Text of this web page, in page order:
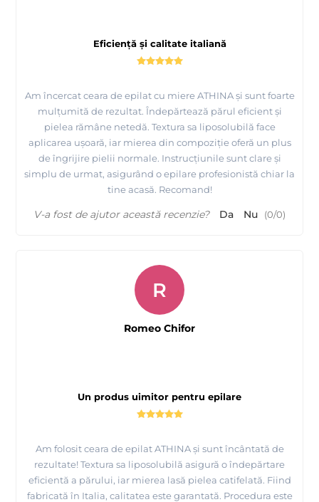
Eficiență și calitate italiană
Am încercat ceara de epilat cu miere ATHINA și sunt foarte
mulțumită de rezultat. Îndepărtează părul eficient și
pielea rămâne netedă. Textura sa liposolubilă face
aplicarea ușoară, iar mierea din compoziție oferă un plus
de îngrijire pielii normale. Instrucțiunile sunt clare și
simplu de urmat, asigurând o epilare profesionistă chiar la
tine acasă. Recomand!
V-a fost de ajutor această recenzie? Da Nu (0/0)
Un produs uimitor pentru epilare
Am folosit ceara de epilat ATHINA și sunt încântată de
rezultate! Textura sa liposolubilă asigură o îndepărtare
eficientă a părului, iar mierea lasă pielea catifelată. Fiind
fabricată în Italia, calitatea este garantată. Procedura este
R
Romeo Chifor